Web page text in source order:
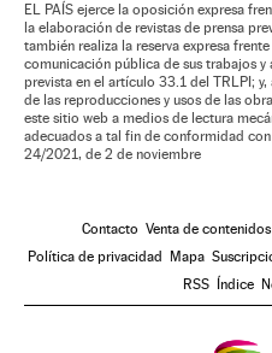
EL PAÍS ejerce la oposición expresa
la elaboración de revistas de prensa
también realiza la reserva expresa
comunicación pública de sus trabajos
prevista en el artículo 33.1 del TRLPI;
de las reproducciones y usos de las
este sitio web a medios de lectura
adecuados a tal fin de conformidad
24/2021, de 2 de noviembre
Contacto Venta de contenidos
Política de privacidad
Mapa
RSS
Índice